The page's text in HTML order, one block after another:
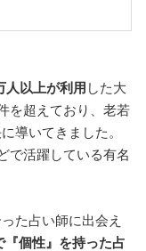
人以上が利用 した大
を超えており、老若
導いてきました。
で活躍している有名
た占い師に出会え
『個性』を持った占